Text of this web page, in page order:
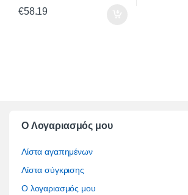
€58.19
O Λογαριασμός μου
Λίστα αγαπημένων
Λίστα σύγκρισης
Ο λογαριασμός μου